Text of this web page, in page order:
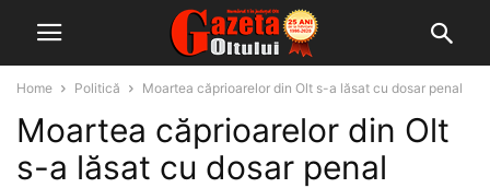
Home Politică Moartea căprioarelor din Olt s-a lăsat cu dosar penal
Moartea căprioarelor din Olt
s-a lăsat cu dosar penal